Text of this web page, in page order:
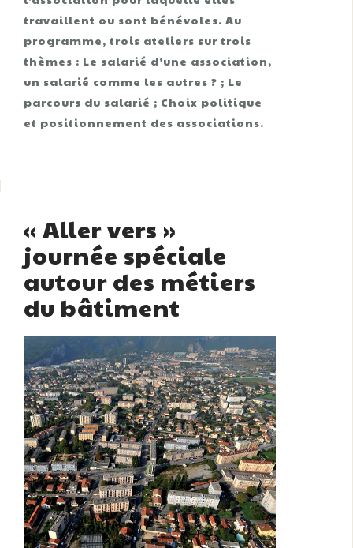
travaillent ou sont bénévoles. Au
programme, trois ateliers sur trois
thèmes : Le salarié d’une association,
un salarié comme les autres ? ; Le
parcours du salarié ; Choix politique
et positionnement des associations.
« Aller vers »
journée spéciale
autour des métiers
du bâtiment